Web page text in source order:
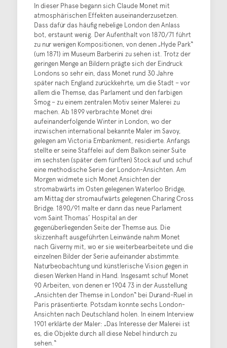
In dieser Phase begann sich Claude Monet mit
atmosphärischen Effekten auseinanderzusetzen.
Dass dafür das häufig nebelige London den Anlass
bot, erstaunt wenig. Der Aufenthalt von 1870/71 führt
zu nur wenigen Kompositionen, von denen „Hyde Park“
(um 1871) im Museum Barberini zu sehen ist. Trotz der
geringen Menge an Bildern prägte sich der Eindruck
Londons so sehr ein, dass Monet rund 30 Jahre
später nach England zurückkehrte, um die Stadt – vor
allem die Themse, das Parlament und den farbigen
Smog – zu einem zentralen Motiv seiner Malerei zu
machen. Ab 1899 verbrachte Monet drei
aufeinanderfolgende Winter in London, wo der
inzwischen international bekannte Maler im Savoy,
gelegen am Victoria Embankment, residierte. Anfangs
stellte er seine Staffelei auf dem Balkon seiner Suite
im sechsten (später dem fünften) Stock auf und schuf
eine methodische Serie der London-Ansichten. Am
Morgen widmete sich Monet Ansichten der
stromabwärts im Osten gelegenen Waterloo Bridge,
am Mittag der stromaufwärts gelegenen Charing Cross
Bridge. 1890/91 malte er dann das neue Parlament
vom Saint Thomas’ Hospital an der
gegenüberliegenden Seite der Themse aus. Die
skizzenhaft ausgeführten Leinwände nahm Monet
nach Giverny mit, wo er sie weiterbearbeitete und die
einzelnen Bilder der Serie aufeinander abstimmte.
Naturbeobachtung und künstlerische Vision gegen in
diesen Werken Hand in Hand. Insgesamt schuf Monet
90 Arbeiten, von denen er 1904 73 in der Ausstellung
„Ansichten der Themse in London“ bei Durand-Ruel in
Paris präsentierte. Potsdam konnte sechs London-
Ansichten nach Deutschland holen. In einem Interview
1901 erklärte der Maler: „Das Interesse der Malerei ist
es, die Objekte durch all diese Nebel hindurch zu
sehen.“